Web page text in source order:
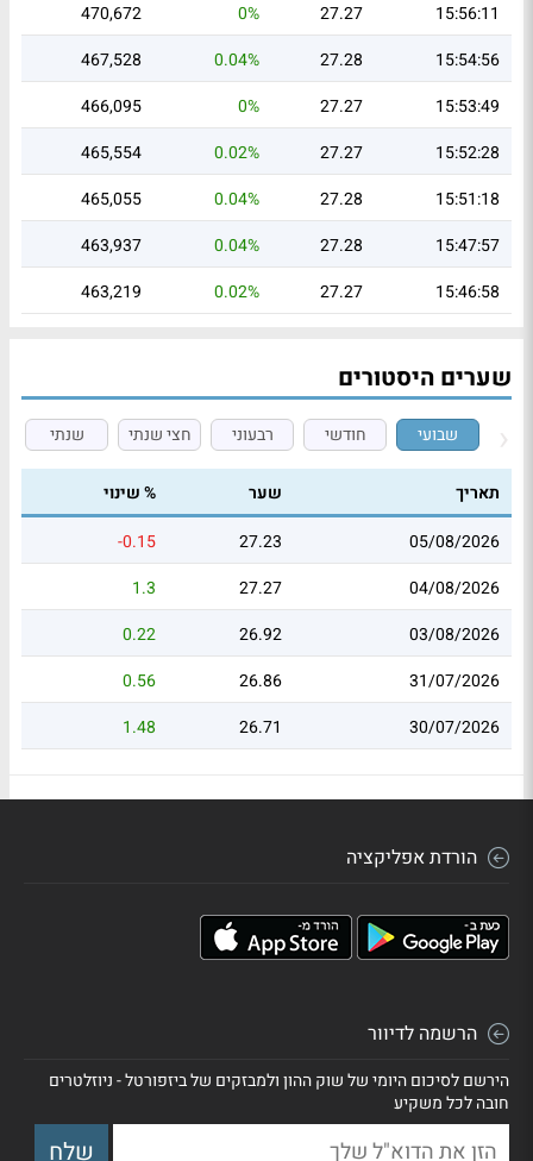
15:56:11
27.27
0%
470,672
15:54:56
27.28
0.04%
467,528
15:53:49
27.27
0%
466,095
15:52:28
27.27
0.02%
465,554
15:51:18
27.28
0.04%
465,055
15:47:57
27.28
0.04%
463,937
15:46:58
27.27
0.02%
463,219
שערים היסטורים
שבועי חודשי רבעוני חצי שנתי שנתי
תאריך שער
% שינוי
05/08/2026
27.23
-0.15
04/08/2026
27.27
1.3
03/08/2026
26.92
0.22
31/07/2026
26.86
0.56
30/07/2026
26.71
1.48
הורדת אפליקציה
הרשמה לדיוור
הירשם לסיכום היומי של שוק ההון ולמבזקים של ביזפורטל - ניוזלטרים
חובה לכל משקיע